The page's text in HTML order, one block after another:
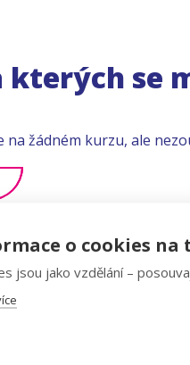
kterých se
na žádném kurzu, ale
o cookies na
jsou jako vzdělání –